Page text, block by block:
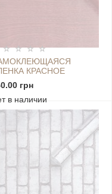
КРАСНОЕ
0,45Х10М SW-
грн
в наличии